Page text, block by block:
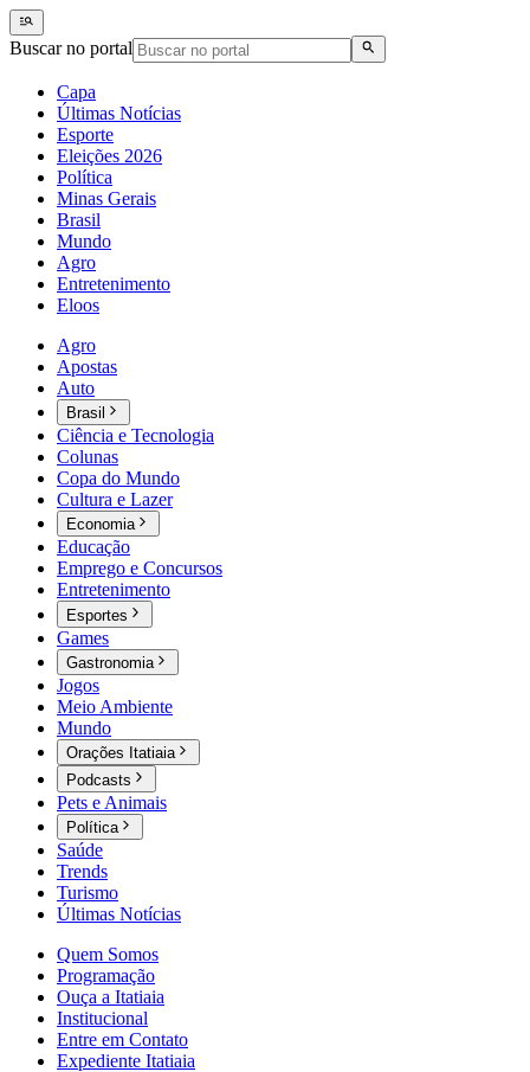
Buscar no portal
Capa
Últimas Notícias
Esporte
Eleições 2026
Política
Minas Gerais
Brasil
Mundo
Agro
Entretenimento
Eloos
Agro
Apostas
Auto
Brasil
Ciência e Tecnologia
Colunas
Copa do Mundo
Cultura e Lazer
Economia
Educação
Emprego e Concursos
Entretenimento
Esportes
Games
Gastronomia
Jogos
Meio Ambiente
Mundo
Orações Itatiaia
Podcasts
Pets e Animais
Política
Saúde
Trends
Turismo
Últimas Notícias
Quem Somos
Programação
Ouça a Itatiaia
Institucional
Entre em Contato
Expediente Itatiaia